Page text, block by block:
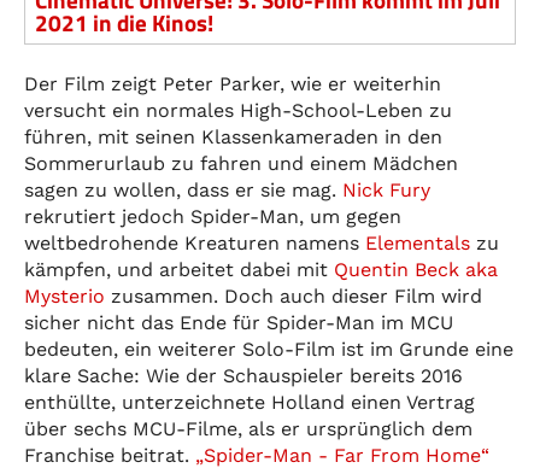
2021 in die Kinos!
Der Film zeigt Peter Parker, wie er weiterhin
versucht ein normales High-School-Leben zu
führen, mit seinen Klassenkameraden in den
Sommerurlaub zu fahren und einem Mädchen
sagen zu wollen, dass er sie mag. Nick Fury
rekrutiert jedoch Spider-Man, um gegen
weltbedrohende Kreaturen namens Elementals zu
kämpfen, und arbeitet dabei mit Quentin Beck aka
Mysterio zusammen. Doch auch dieser Film wird
sicher nicht das Ende für Spider-Man im MCU
bedeuten, ein weiterer Solo-Film ist im Grunde eine
klare Sache: Wie der Schauspieler bereits 2016
enthüllte, unterzeichnete Holland einen Vertrag
über sechs MCU-Filme, als er ursprünglich dem
Franchise beitrat. „Spider-Man - Far From Home“